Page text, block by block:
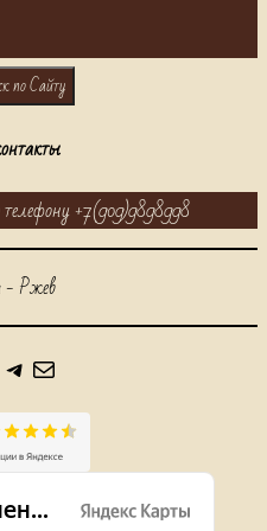
по Сайту
+7(909)9898998
- Ржев
https://t.me/alabaidog
Почта